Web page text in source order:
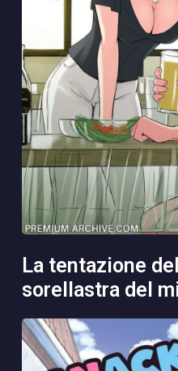
la tentazione della matrigna e
sorellastra del